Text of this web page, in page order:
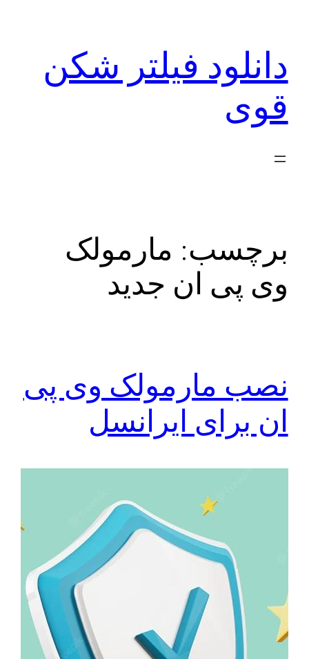
دانلود فیلتر شکن
قوی
برچسب: مارمولک
وی پی ان جدید
نصب مارمولک وی پی
ان برای ایرانسل